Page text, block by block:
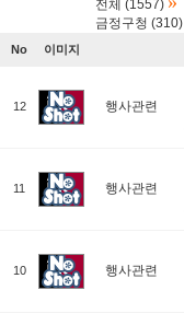
전체 (1557)
금정구청 (310)
No 이미지
12 행사관련
11 행사관련
10 행사관련